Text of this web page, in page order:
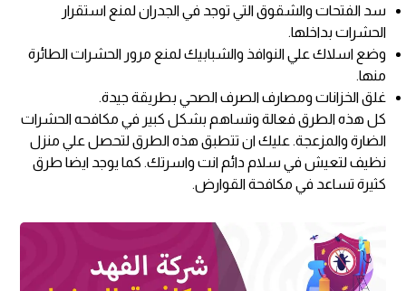
سد الفتحات والشقوق التي توجد في الجدران لمنع استقرار
الحشرات بداخلها.
وضع اسلاك علي النوافذ والشبابيك لمنع مرور الحشرات الطائرة
منها.
غلق الخزانات ومصارف الصرف الصحي بطريقة جيدة.
كل هذه الطرق فعالة وتساهم بشكل كبير في مكافحه الحشرات
الضارة والمزعجة. عليك ان تتطبق هذه الطرق لتحصل علي منزل
نظيف لتعيش في سلام دائم انت واسرتك. كما يوجد ايضا طرق
كثيرة تساعد في مكافحة القوارض.